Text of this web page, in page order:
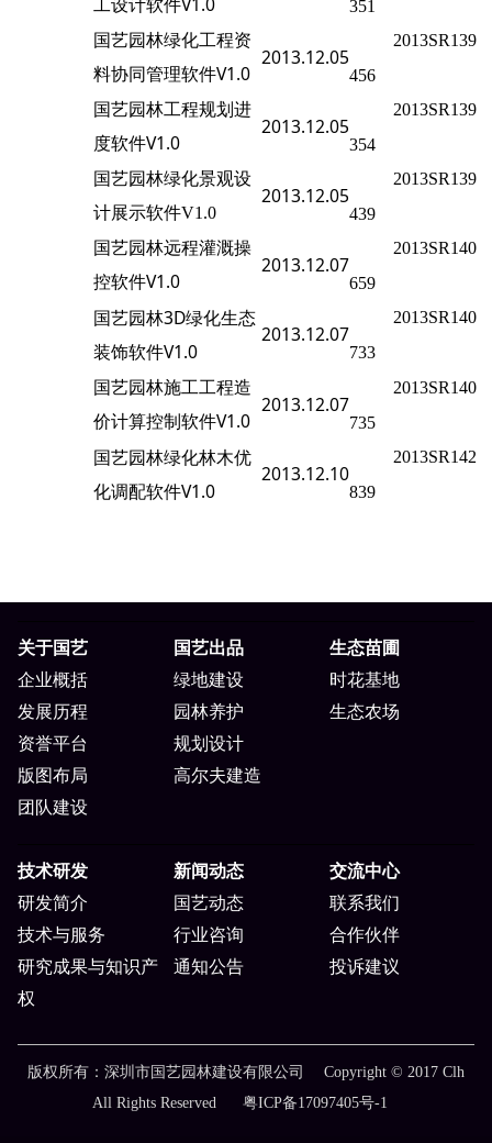
工设计软件V1.0
351
国艺园林绿化工程资
料协同管理软件V1.0
2013.12.05
2013SR139
456
国艺园林工程规划进
度软件V1.0
2013.12.05
2013SR139
354
国艺园林绿化景观设
计展示软件V1.0
2013.12.05
2013SR139
439
国艺园林远程灌溉操
控软件V1.0
2013.12.07
2013SR140
659
国艺园林3D绿化生态
装饰软件V1.0
2013.12.07
2013SR140
733
国艺园林施工工程造
价计算控制软件V1.0
2013.12.07
2013SR140
735
国艺园林绿化林木优
化调配软件V1.0
2013.12.10
2013SR142
839
关于国艺
企业概括
发展历程
资誉平台
版图布局
团队建设
国艺出品
绿地建设
园林养护
规划设计
高尔夫建造
生态苗圃
时花基地
生态农场
技术研发
研发简介
技术与服务
研究成果与知识产
权
新闻动态
国艺动态
行业咨询
通知公告
交流中心
联系我们
合作伙伴
投诉建议
版权所有：深圳市国艺园林建设有限公司 Copyright © 2017 Clh
All Rights Reserved
粤ICP备17097405号-1